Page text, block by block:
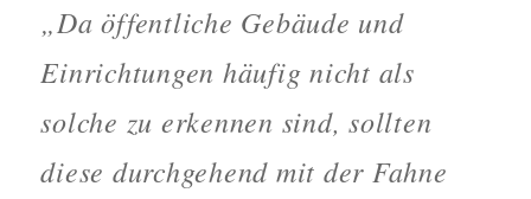
„Da öffentliche Gebäude und
Einrichtungen häufig nicht als
solche zu erkennen sind, sollten
diese durchgehend mit der Fahne